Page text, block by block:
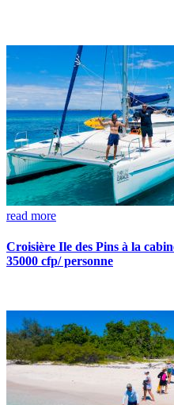
read more
Croisière Ile des Pins à la
35000 cfp/ personne